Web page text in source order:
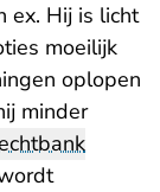
ex. Hij is licht
moeilijk
oplopen
minder